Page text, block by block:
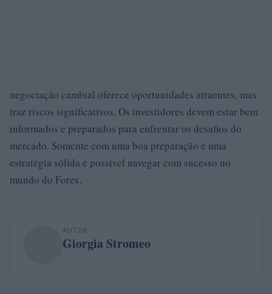
negociação cambial oferece oportunidades atraentes, mas
traz riscos significativos. Os investidores devem estar bem
informados e preparados para enfrentar os desafios do
mercado. Somente com uma boa preparação e uma
estratégia sólida é possível navegar com sucesso no
mundo do Forex.
AUTOR
Giorgia Stromeo